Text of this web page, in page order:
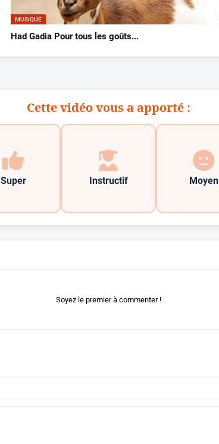
MUSIQUE
Had Gadia Pour tous les goûts...
Cette vidéo vous a apporté :
Super Instructif Moyen
Soyez le premier à commenter !